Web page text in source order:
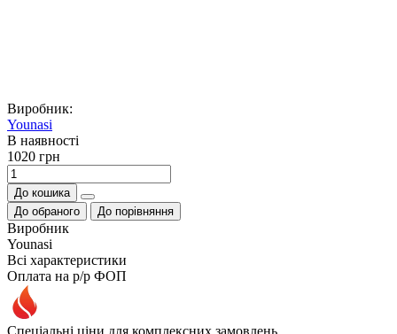
Виробник:
Younasi
В наявностi
1020 грн
До кошика
До обраного
До порівняння
Виробник
Younasi
Всі характеристики
Оплата на р/р ФОП
Спеціальні ціни для комплексних замовлень